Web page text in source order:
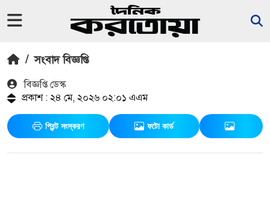
/ সংবাদ বিজ্ঞপ্তি
বিজ্ঞপ্তি ডেস্ক
প্রকাশ : ২৪ মে, ২০২৬ ০২:০১ এএম
প্রিন্ট সংস্করণ ফটো কার্ড